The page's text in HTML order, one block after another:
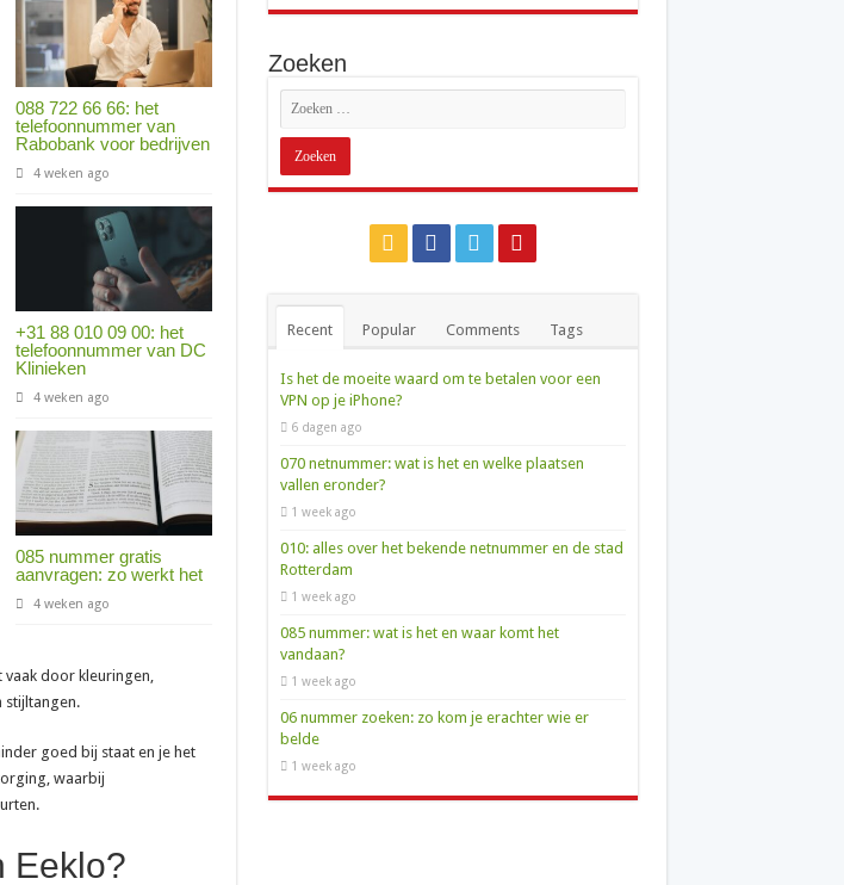
088 722 66 66: het
telefoonnummer van
Rabobank voor bedrijven
4 weken ago
+31 88 010 09 00: het
telefoonnummer van DC
Klinieken
4 weken ago
085 nummer gratis
aanvragen: zo werkt het
4 weken ago
door kleuringen,
stijltangen.
goed bij staat en je het
waarbij
Eeklo?
Zoeken
Recent Popular Comments Tags
Is het de moeite waard om te betalen voor een
VPN op je iPhone?
6 dagen ago
070 netnummer: wat is het en welke plaatsen
vallen eronder?
1 week ago
010: alles over het bekende netnummer en de stad
Rotterdam
1 week ago
085 nummer: wat is het en waar komt het
vandaan?
1 week ago
06 nummer zoeken: zo kom je erachter wie er
belde
1 week ago